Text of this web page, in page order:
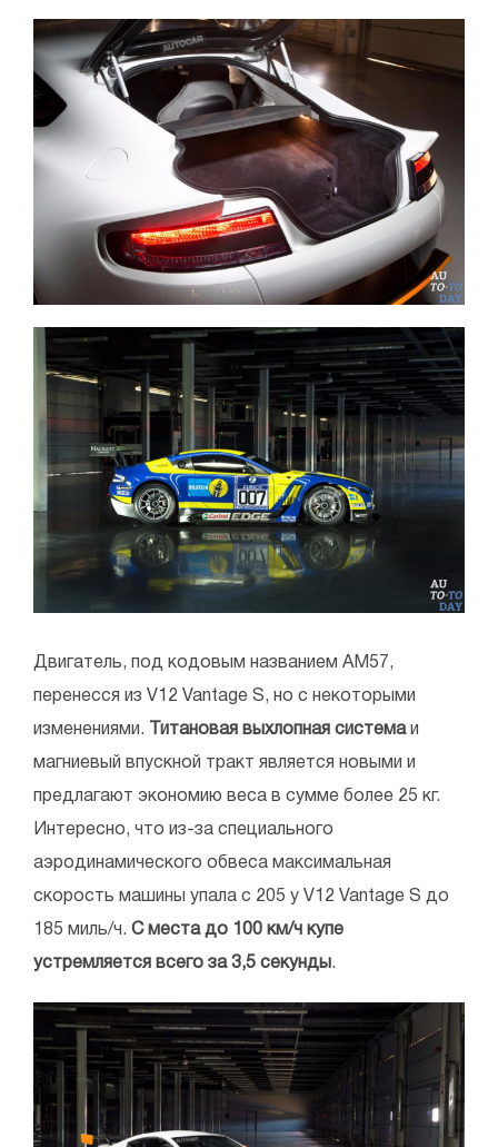
Двигатель, под кодовым названием AM57,
перенесся из V12 Vantage S, но с некоторыми
изменениями. Титановая выхлопная системаи
магниевый впускной тракт является новыми и
предлагают экономию веса в сумме более 25 кг.
Интересно, что из-за специального
аэродинамического обвеса максимальная
скорость машины упала с 205 у V12 Vantage S до
185 миль/ч. С места до 100 км/ч купе
устремляется всего за 3,5 секунды.